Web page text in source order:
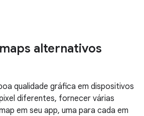
alternativos
qualidade gráfica em dispositivos
diferentes, fornecer várias
em seu app, uma para cada em